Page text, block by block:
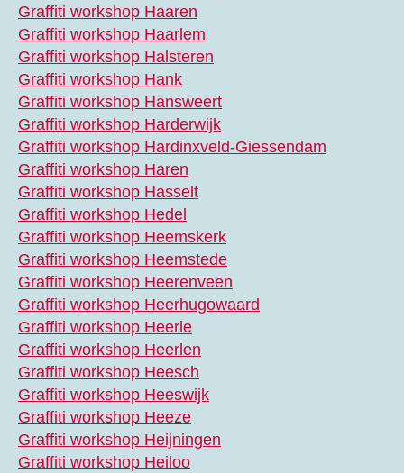
Graffiti workshop Haaren
Graffiti workshop Haarlem
Graffiti workshop Halsteren
Graffiti workshop Hank
Graffiti workshop Hansweert
Graffiti workshop Harderwijk
Graffiti workshop Hardinxveld-Giessendam
Graffiti workshop Haren
Graffiti workshop Hasselt
Graffiti workshop Hedel
Graffiti workshop Heemskerk
Graffiti workshop Heemstede
Graffiti workshop Heerenveen
Graffiti workshop Heerhugowaard
Graffiti workshop Heerle
Graffiti workshop Heerlen
Graffiti workshop Heesch
Graffiti workshop Heeswijk
Graffiti workshop Heeze
Graffiti workshop Heijningen
Graffiti workshop Heiloo